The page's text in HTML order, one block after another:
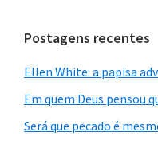
Postagens recentes
Ellen White: a papisa
Em quem Deus pensou
Será que pecado é